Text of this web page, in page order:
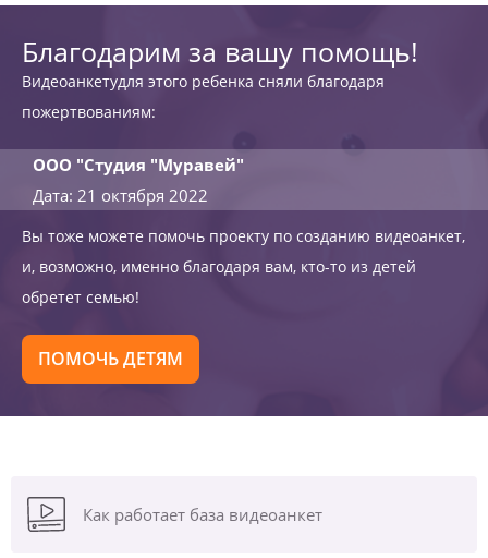
Благодарим за вашу помощь!
Видеоанкетудля этого ребенка сняли благодаря
пожертвованиям:
ООО "Студия "Муравей"
Дата: 21 октября 2022
Вы тоже можете помочь проекту по созданию видеоанкет,
и, возможно, именно благодаря вам, кто-то из детей
обретет семью!
ПОМОЧЬ ДЕТЯМ
Как работает база видеоанкет